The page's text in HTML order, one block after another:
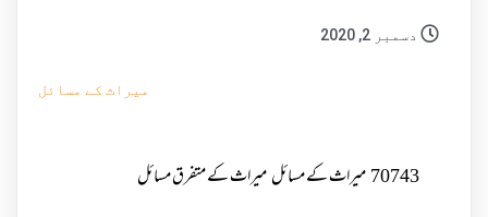
دسمبر 2, 2020
میراث کے مسائل
70743میراث کے مسائلمیراث کے متفرق مسائل